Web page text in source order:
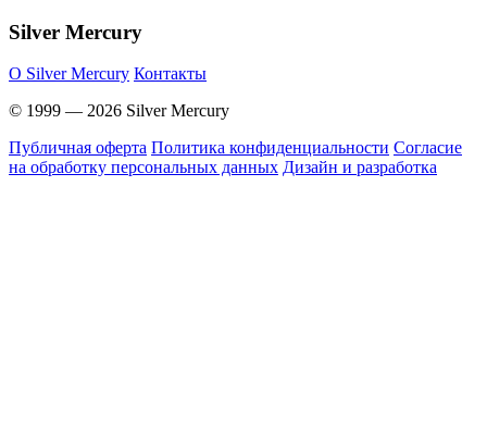
Silver Mercury
O Silver Mercury Контакты
© 1999 — 2026 Silver Mercury
Публичная оферта Политика конфиденциальности Согласие
на обработку персональных данных Дизайн и разработка